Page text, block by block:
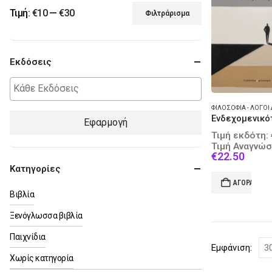
Τιμή εκδότη:
Τιμή
€22.50
is:
ΑΓΟΡΆ
Εμφάνιση:
Ελάχιστη
τιμή
Μέγιστη
τιμή
Φιλτράρισμα
Τιμή: €10—€30
Εκδόσεις
Εφαρμογή
Κατηγορίες
Βιβλία
Ξενόγλωσσα βιβλία
Παιχνίδια
Χωρίς κατηγορία